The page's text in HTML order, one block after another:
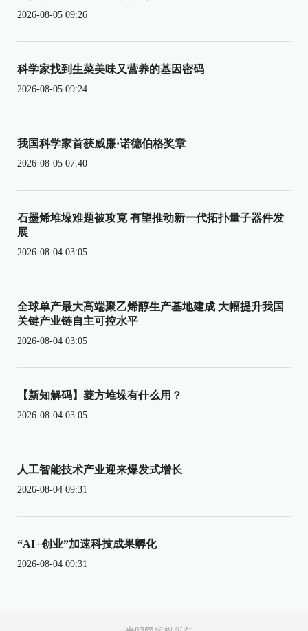
2026-08-05 09:26
科学家找到生菜美味又营养的基因密码
2026-08-05 09:24
我国科学家首获威廉·诺德伯格奖章
2026-08-05 07:40
石墨烯堆垛难题被攻克 有望推动新一代拓扑量子器件发
展
2026-08-04 03:05
全球单产最大高端聚乙烯醇生产基地建成 大幅提升我国
关键产业链自主可控水平
2026-08-04 03:05
【新知解码】菱方堆垛有什么用？
2026-08-04 03:05
人工智能技术产业迎来爆发式增长
2026-08-04 09:31
“AI+创业”加速科技成果孵化
2026-08-04 09:31